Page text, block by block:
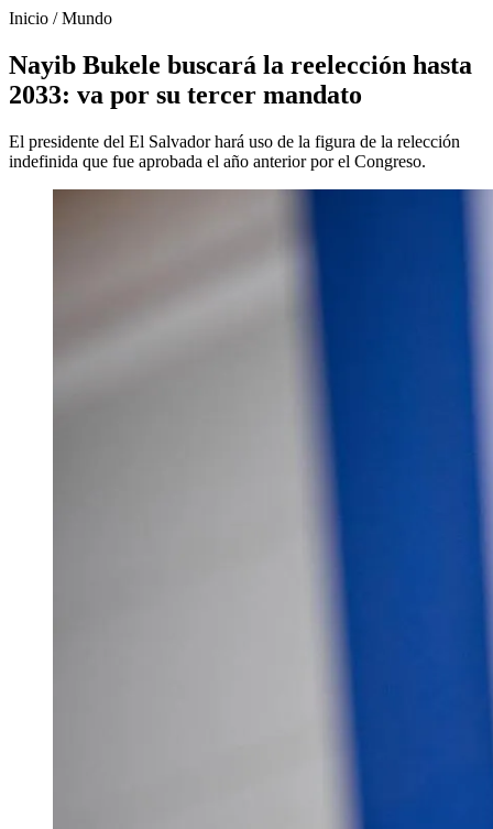
Inicio /Mundo
Nayib Bukele buscará la reelección hasta
2033: va por su tercer mandato
El presidente del El Salvador hará uso de la figura de la relección
indefinida que fue aprobada el año anterior por el Congreso.